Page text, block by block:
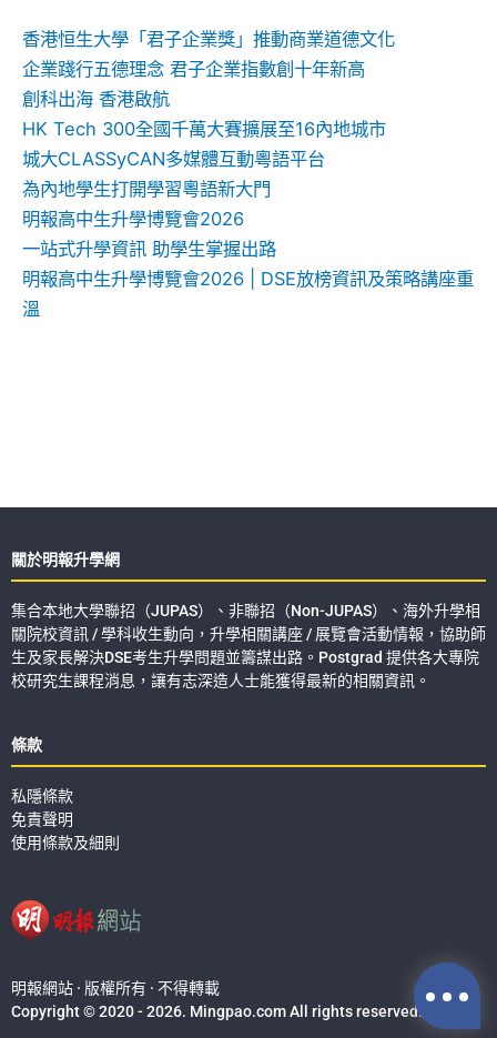
香港恒生大學「君子企業獎」推動商業道德文化
企業踐行五德理念 君子企業指數創十年新高
創科出海 香港啟航
HK Tech 300全國千萬大賽擴展至16內地城市
城大CLASSyCAN多媒體互動粵語平台
為內地學生打開學習粵語新大門
明報高中生升學博覽會2026
一站式升學資訊 助學生掌握出路
明報高中生升學博覽會2026 | DSE放榜資訊及策略講座重
溫
關於明報升學網
集合本地大學聯招（JUPAS）、非聯招（Non-JUPAS）、海外升學相
關院校資訊 / 學科收生動向，升學相關講座 / 展覽會活動情報，協助師
生及家長解決DSE考生升學問題並籌謀出路。Postgrad 提供各大專院
校研究生課程消息，讓有志深造人士能獲得最新的相關資訊。
條款
私隱條款
免責聲明
使用條款及細則
明報網站 · 版權所有 · 不得轉載
Copyright © 2020 - 2026. Mingpao.com All rights reserved.